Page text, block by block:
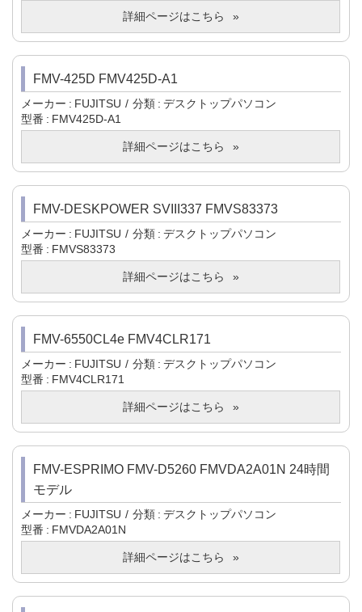
詳細ページはこちら
FMV-425D FMV425D-A1
メーカー FUJITSU 分類
デスクトップパソコン
型番
FMV425D-A1
詳細ページはこちら
FMV-DESKPOWER SVIII337 FMVS83373
メーカー FUJITSU 分類
デスクトップパソコン
型番
FMVS83373
詳細ページはこちら
FMV-6550CL4e FMV4CLR171
メーカー FUJITSU 分類
デスクトップパソコン
型番
FMV4CLR171
詳細ページはこちら
FMV-ESPRIMO FMV-D5260 FMVDA2A01N 24時間
モデル
メーカー FUJITSU 分類
デスクトップパソコン
型番
FMVDA2A01N
詳細ページはこちら